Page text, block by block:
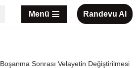
Menü Randevu Al
Boşanma Sonrası Velayetin Değiştirilmesi